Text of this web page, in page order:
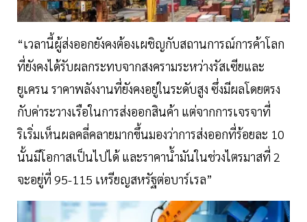
“เวลานี้ผู้ส่งออกยังคงต้องเผชิญกับสถานการณ์การค้าโลก
ที่ยังคงได้รับผลกระทบจากสงครามระหว่างรัสเซียและ
ยูเครน ราคาพลังงานที่ยังคงอยู่ในระดับสูง ซึ่งมีผลโดยตรง
กับค่าระวางเรือในการส่งออกสินค้า แต่จากการเจรจาที่
ริเริ่มเห็นผลคลี่คลายมากขึ้นมองว่าการส่งออกที่ร้อยละ 10
นั้นมีโอกาสเป็นไปได้ และราคาน้ำมันในช่วงไตรมาสที่ 2
จะอยู่ที่ 95-115 เหรียญสหรัฐต่อบาร์เรล”